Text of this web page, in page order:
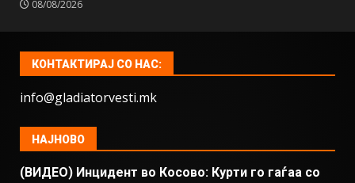
08/08/2026
КОНТАКТИРАЈ СО НАС:
info@gladiatorvesti.mk
НАЈНОВО
(ВИДЕО) Инцидент во Косово: Курти го гаѓаа со